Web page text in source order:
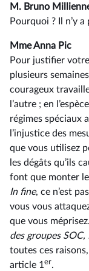
M. Bruno
Pourquoi ? Il n’y a
Mme Anna Pic
Pour justifier
plusieurs
courageux
l’autre ; en
régimes spéciaux
l’injustice des
que vous utilisez
les dégâts qu’ils
font que monter
In fine, ce n’est
vous vous
que vous méprisez.
des groupes
toutes ces
article 1 er.